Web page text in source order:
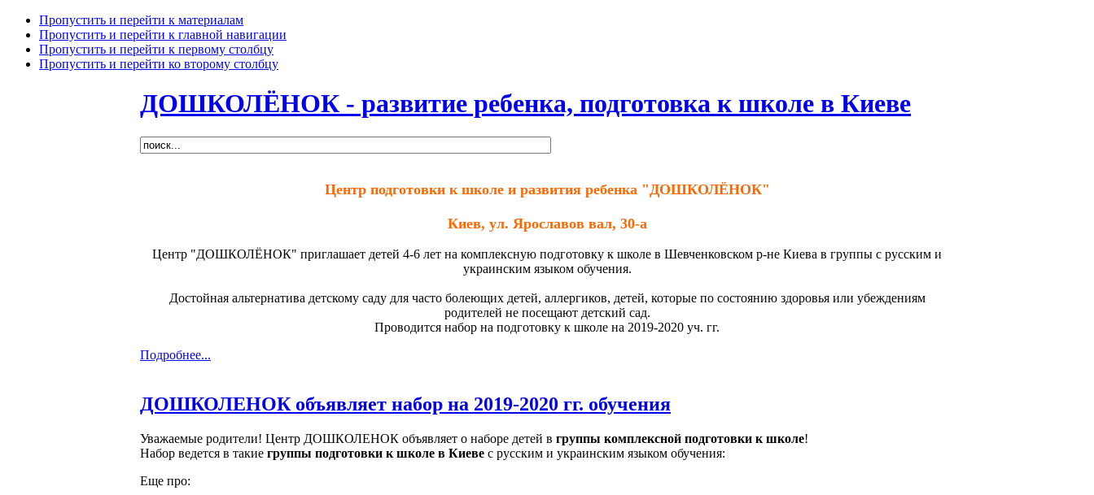
Пропустить и перейти к материалам
Пропустить и перейти к главной навигации
Пропустить и перейти к первому столбцу
Пропустить и перейти ко второму столбцу
ДОШКОЛЁНОК - развитие ребенка, подготовка к школе в Киеве
Центр подготовки к школе и развития ребенка "ДОШКОЛЁНОК"
Киев, ул. Ярославов вал, 30-а
Центр "ДОШКОЛЁНОК" приглашает детей 4-6 лет на комплексную подготовку к школе в Шевченковском р-не Киева в группы с русским и
украинским языком обучения.
Достойная альтернатива детскому саду для часто болеющих детей, аллергиков, детей, которые по состоянию здоровья или убеждениям
родителей не посещают детский сад.
Проводится набор на подготовку к школе на 2019-2020 уч. гг.
Подробнее...
ДОШКОЛЕНОК объявляет набор на 2019-2020 гг. обучения
Уважаемые родители! Центр ДОШКОЛЕНОК объявляет о наборе детей в группы комплексной подготовки к школе!
Набор ведется в такие группы подготовки к школе в Киеве с русским и украинским языком обучения:
Еще про: